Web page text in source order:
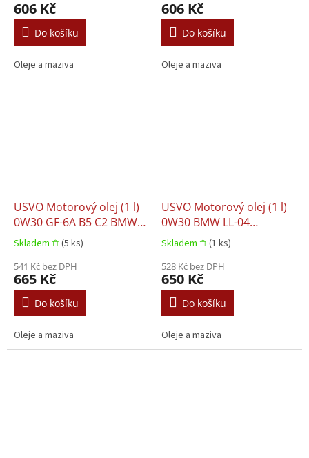
A FORD M2C930 B FORD
M2C948 B HONDA HTO-6
JAGUAR 03.5004 LAND
ROVER 03.5
606 Kč
Do košíku
Oleje a maziva
025 RENAULT RN 0700
RENAULT RN 0710 VOLVO
95200356 VW 502
606 Kč
Do košíku
Oleje a maziva
USVO Motorový olej (1 l)
0W30 GF-6A B5 C2 BMW
LL-12 FE CHRYSLER MS-
13340 CITROEN B71 2290
CITROEN B71 2312 DTFR
15D100 FIAT 9.55535 DS1
FIAT 9.55535 GS1 FORD
M2C950 A IV
Skladem 𖠿 (5 ks)
541 Kč bez DPH
665 Kč
Do košíku
Oleje a maziva
USVO Motorový olej (1 l)
0W30 BMW LL-04
CHRYSLER MS-11106 MB
229.31 MB 229.51 MB
229.52 PORSCHE C30 VW
504.00 VW 507.00
Skladem 𖠿 (1 ks)
528 Kč bez DPH
650 Kč
Do košíku
Oleje a maziva